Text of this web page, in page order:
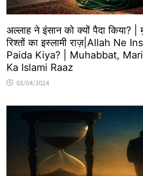
अल्लाह ने इंसान को क्यों पैदा किया? |
रिश्तों का इस्लामी राज़|Allah Ne
Paida Kiya? | Muhabbat,
Ka Islami Raaz
03/04/2024